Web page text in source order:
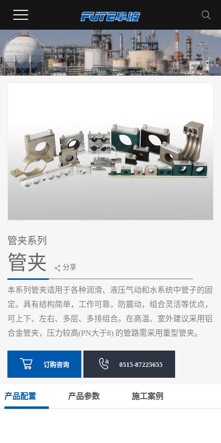
管夹系列
管夹 分享
本系列管夹适用于各种润滑、液压气动和水系统中管子的固
定。具有结构简单，工作可靠，防震动，组合灵活等优点，
可上下、左右、多层、多排组合。在高温、室外建议采用铝
合金管夹，压力较高(PN大于8) 的管路需采用重型管夹。
订购咨询 0515-87225655
产品配置 产品参数 施工案例